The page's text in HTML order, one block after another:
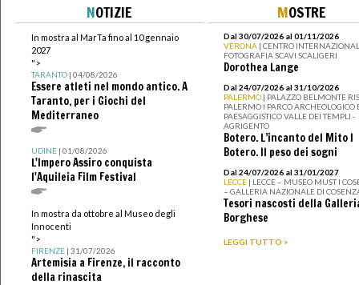
NOTIZIE
In mostra al MarTa fino al 10 gennaio
2027
">
TARANTO| 04/08/2026
Essere atleti nel mondo antico. A
Taranto, per i Giochi del
Mediterraneo
UDINE| 01/08/2026
L'Impero Assiro conquista
l'Aquileia Film Festival
In mostra da ottobre al Museo degli
Innocenti
">
FIRENZE| 31/07/2026
Artemisia a Firenze, il racconto
della rinascita
MOSTRE
Dal 30/07/2026 al 01/11/2026
VERONA | CENTRO
FOTOGRAFIA SCAVI SCALIGERI
Dorothea Lange
Dal 24/07/2026 al 31/10/2026
PALERMO | PALAZZO BELMONTE
PALERMO I PARCO ARCHEOLOGICO
PAESAGGISTICO VALLE DEI TEMPLI -
AGRIGENTO
Botero. L’incanto del Mito I
Botero. Il peso dei sogni
Dal 24/07/2026 al 31/01/2027
LECCE | LECCE – MUSEO MUST I
– GALLERIA NAZIONALE DI
Tesori nascosti della
Borghese
LEGGI TUTTO >